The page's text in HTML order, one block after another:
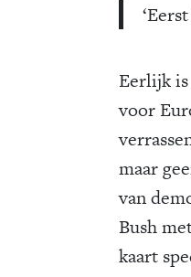
Eerlijk
voor
maar
van
Bush
kaart